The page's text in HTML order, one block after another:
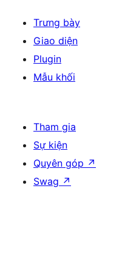
Trưng bày
Giao diện
Plugin
Mẫu khối
Tham gia
Sự kiện
Quyên góp ↗
Swag ↗